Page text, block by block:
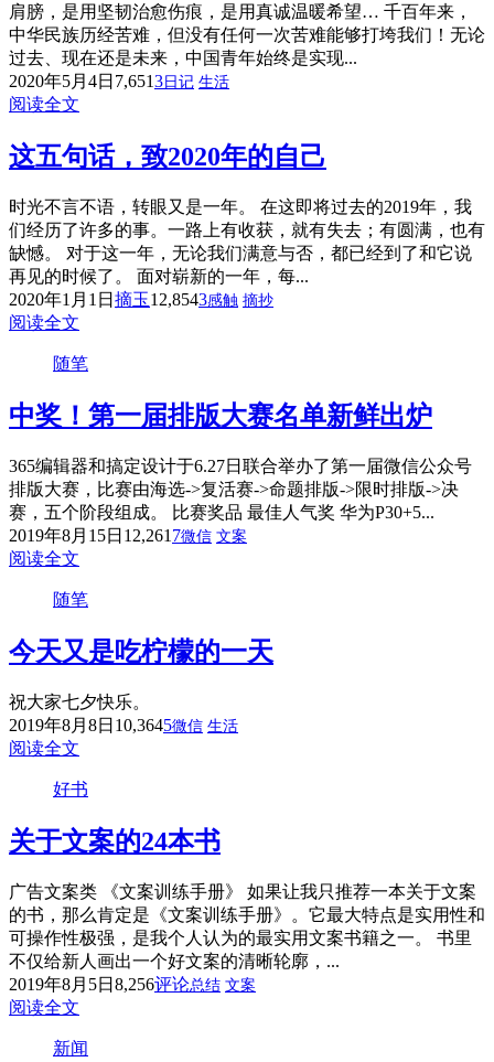
肩膀，是用坚韧治愈伤痕，是用真诚温暖希望… 千百年来，
中华民族历经苦难，但没有任何一次苦难能够打垮我们！无论
过去、现在还是未来，中国青年始终是实现...
2020年5月4日 7,6513 日记 生活
阅读全文
这五句话，致2020年的自己
时光不言不语，转眼又是一年。 在这即将过去的2019年，我
们经历了许多的事。一路上有收获，就有失去；有圆满，也有
缺憾。 对于这一年，无论我们满意与否，都已经到了和它说
再见的时候了。 面对崭新的一年，每...
2020年1月1日 摘玉12,8543感触 摘抄
阅读全文
随笔
中奖！第一届排版大赛名单新鲜出炉
365编辑器和搞定设计于6.27日联合举办了第一届微信公众号
排版大赛，比赛由海选->复活赛->命题排版->限时排版->决
赛，五个阶段组成。 比赛奖品 最佳人气奖 华为P30+5...
2019年8月15日 12,261 7微信 文案
阅读全文
随笔
今天又是吃柠檬的一天
祝大家七夕快乐。
2019年8月8日 10,3645微信 生活
阅读全文
好书
关于文案的24本书
广告文案类 《文案训练手册》 如果让我只推荐一本关于文案
的书，那么肯定是《文案训练手册》。它最大特点是实用性和
可操作性极强，是我个人认为的最实用文案书籍之一。 书里
不仅给新人画出一个好文案的清晰轮廓，...
2019年8月5日 8,256评论总结 文案
阅读全文
新闻